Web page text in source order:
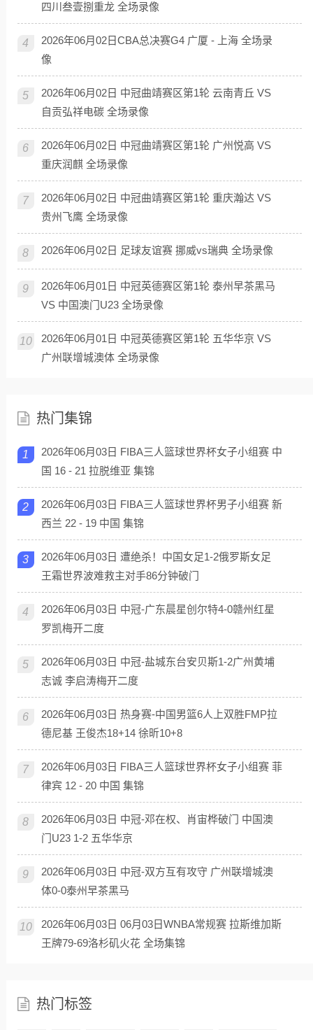
四川叁壹捌重龙 全场录像
4
2026年06月02日CBA总决赛G4 广厦 - 上海 全场录
像
5
2026年06月02日 中冠曲靖赛区第1轮 云南青丘 VS
自贡弘祥电碳 全场录像
6
2026年06月02日 中冠曲靖赛区第1轮 广州悦高 VS
重庆润麒 全场录像
7
2026年06月02日 中冠曲靖赛区第1轮 重庆瀚达 VS
贵州飞鹰 全场录像
8 2026年06月02日 足球友谊赛 挪威vs瑞典 全场录像
9
2026年06月01日 中冠英德赛区第1轮 泰州早茶黑马
VS 中国澳门U23 全场录像
10
2026年06月01日 中冠英德赛区第1轮 五华华京 VS
广州联增城澳体 全场录像
热门集锦
1
2026年06月03日 FIBA三人篮球世界杯女子小组赛 中
国 16 - 21 拉脱维亚 集锦
2
2026年06月03日 FIBA三人篮球世界杯男子小组赛 新
西兰 22 - 19 中国 集锦
3
2026年06月03日 遭绝杀！中国女足1-2俄罗斯女足
王霜世界波难救主对手86分钟破门
4
2026年06月03日 中冠-广东晨星创尔特4-0赣州红星
罗凯梅开二度
5
2026年06月03日 中冠-盐城东台安贝斯1-2广州黄埔
志诚 李启涛梅开二度
6
2026年06月03日 热身赛-中国男篮6人上双胜FMP拉
德尼基 王俊杰18+14 徐昕10+8
7
2026年06月03日 FIBA三人篮球世界杯女子小组赛 菲
律宾 12 - 20 中国 集锦
8
2026年06月03日 中冠-邓在权、肖宙桦破门 中国澳
门U23 1-2 五华华京
9
2026年06月03日 中冠-双方互有攻守 广州联增城澳
体0-0泰州早茶黑马
10
2026年06月03日 06月03日WNBA常规赛 拉斯维加斯
王牌79-69洛杉矶火花 全场集锦
热门标签